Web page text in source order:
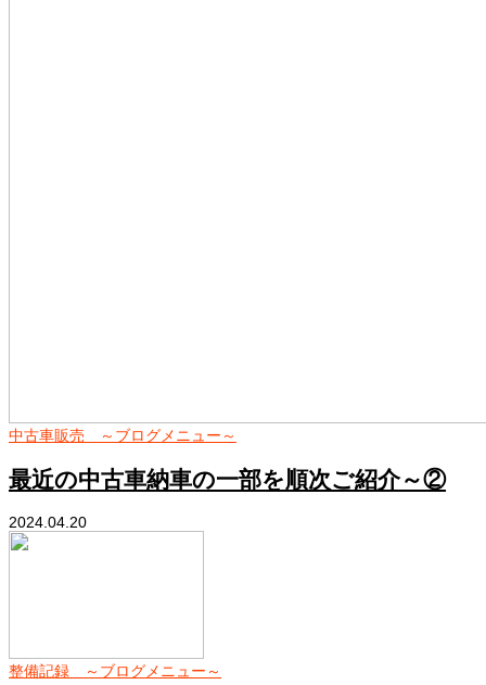
中古車販売 ～ブログメニュー～
最近の中古車納車の一部を順次ご紹介～②
2024.04.20
整備記録 ～ブログメニュー～